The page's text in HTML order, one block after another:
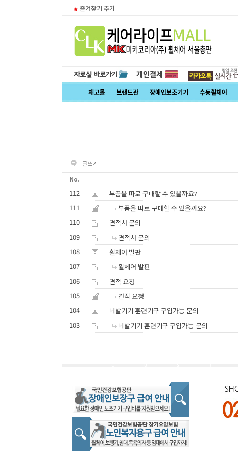
즐겨찾기 추가
재고몰 브랜드관 장애인보조기기 수동휠체어
글쓰기
No.
112 부품을 따로 구매할 수 있을까요?
111
부품을 따로 구매할 수 있을까요?
110
견적서 문의
109
견적서 문의
108
휠체어 발판
107
휠체어 발판
106
견적 요청
105
견적 요청
104
네발기기 훈련기구 구입가능 문의
103
네발기기 훈련기구 구입가능 문의